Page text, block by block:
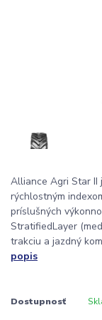
Alliance Agri Star II
rýchlostným
príslušných
StratifiedLayer
trakciu a jazdný
popis
Dostupnosť